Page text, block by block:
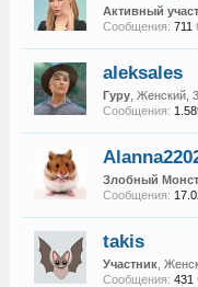
Активный
Сообщения: 711
aleksales
Гуру, Женский,
Сообщения:
Злобный
Сообщения:
takis
Участник,
Сообщения: 431